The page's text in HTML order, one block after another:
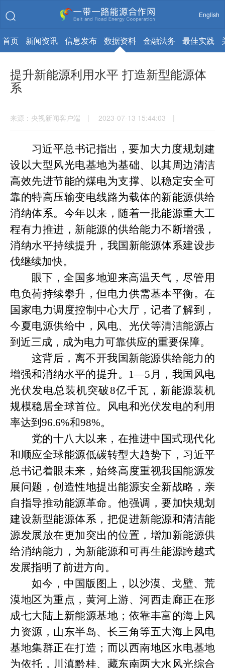
English
首页 新闻资讯 信息发布 数据资料 金融法务 最佳实践
提升新能源利用水平 打造新型能源体
系
来源：央视新闻客户端 | 2023-07-13 15:44:03 |
习近平总书记指出，要加大力度规划建
设以大型风光电基地为基础、以其周边清洁
高效先进节能的煤电为支撑、以稳定安全可
靠的特高压输变电线路为载体的新能源供给
消纳体系。今年以来，随着一批能源重大工
程有力推进，新能源的供给能力不断增强，
消纳水平持续提升，我国新能源体系建设步
伐继续加快。
眼下，全国多地迎来高温天气，尽管用
电负荷持续攀升，但电力供需基本平衡。在
国家电力调度控制中心大厅，记者了解到，
今夏电源供给中，风电、光伏等清洁能源占
到近三成，成为电力可靠供应的重要保障。
这背后，离不开我国新能源供给能力的
增强和消纳水平的提升。 1—5月，我国风电
光伏发电总装机突破8亿千瓦，新能源装机
规模稳居全球首位。风电和光伏发电的利用
率达到96.6%和98%。
党的十八大以来，在推进中国式现代化
和顺应全球能源低碳转型大趋势下，习近平
总书记着眼未来，始终高度重视我国能源发
展问题，创造性地提出能源安全新战略，亲
自指导推动能源革命。他强调，要加快规划
建设新型能源体系，把促进新能源和清洁能
源发展放在更加突出的位置，增加新能源供
给消纳能力，为新能源和可再生能源跨越式
发展指明了前进方向。
如今，中国版图上，以沙漠、戈壁、荒
漠地区为重点，黄河上游、河西走廊正在形
成七大陆上新能源基地；依靠丰富的海上风
力资源，山东半岛、长三角等五大海上风电
基地集群正在打造；而以西南地区水电基地
为依托，川滇黔桂、藏东南两大水风光综合